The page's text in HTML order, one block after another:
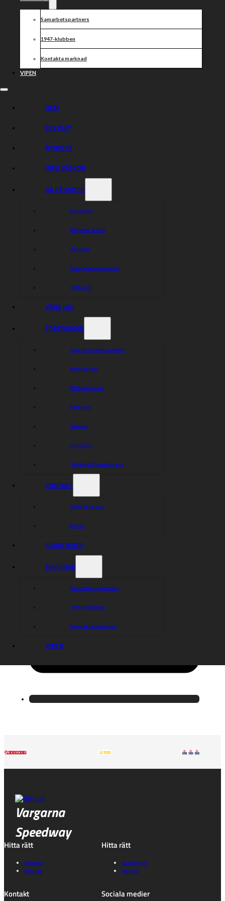
Samarbetspartners
1947-klubben
Kontakta marknad
VIPEN
HEM
ESS PLAY
NYHETER
INFO VÄSKOR
GÅ PÅ MATCH
Kalender
Biljetter & Info
Årskort
Nästa hemmamatch
Hitta hit!
VÅRA LAG
FÖRENINGEN
Ungdomsverksamhet
Bli medlem
Bli funktionär
Styrelse
Arenan
Historia
Träning/Öppen bana
KONTAKT
Kontakta oss
Press
SOUVENIRER
MARKNAD
Samarbetspartners
1947-klubben
Kontakta marknad
VIPEN
Dela nyheten:
Vargarna
Speedway
Hitta rätt
Kalender
Våra lag
Hitta rätt
Gå på match
Historia
Kontakt Sociala medier